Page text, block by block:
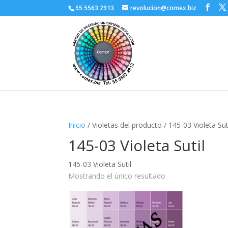
55 5563 2913 revolucion@comex.biz
Inicio / Violetas del producto / 145-03 Violeta
145-03 Violeta Sutil
145-03 Violeta Sutil
Mostrando el único resultado